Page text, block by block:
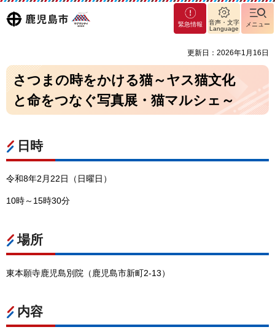
鹿児島
マグ
マシ
緊急情報
音声・文字
Language
メニュー
更新日：2026年1月16日
さつまの時をかける猫～ヤス猫文化
と命をつなぐ写真展・猫マルシェ～
日時
令和8年2月22日（日曜日）
10時～15時30分
場所
東本願寺鹿児島別院（鹿児島市新町2-13）
内容